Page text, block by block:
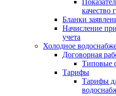
качество
Бланки
Начисление
учета
Холодное
Договорная
Типовые
Тарифы
Тарифы